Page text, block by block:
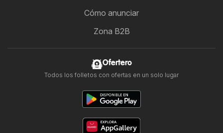
Cómo anunciar
Zona B2B
Ofertero
Todos los folletos con ofertas en un solo lugar